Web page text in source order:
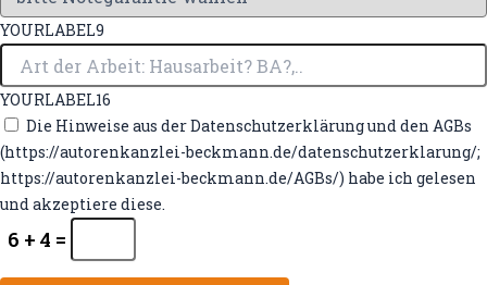
YOURLABEL9
YOURLABEL16
Die Hinweise aus der Datenschutzerklärung und den AGBs
(https://autorenkanzlei-beckmann.de/datenschutzerklarung/;
https://autorenkanzlei-beckmann.de/AGBs/) habe ich gelesen
und akzeptiere diese.
6 + 4 =